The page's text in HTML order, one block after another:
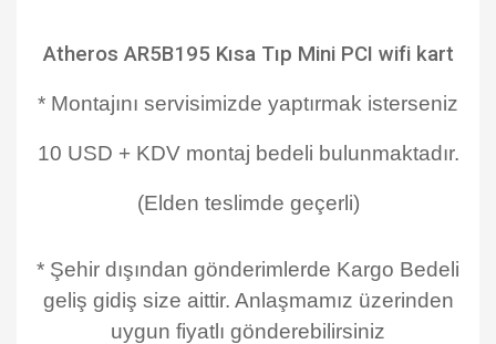
Atheros AR5B195 Kısa Tıp Mini PCI wifi kart
* Montajını servisimizde yaptırmak isterseniz
10 USD + KDV montaj bedeli bulunmaktadır.
(Elden teslimde geçerli)
* Şehir dışından gönderimlerde Kargo Bedeli
geliş gidiş size aittir. Anlaşmamız üzerinden
uygun fiyatlı gönderebilirsiniz